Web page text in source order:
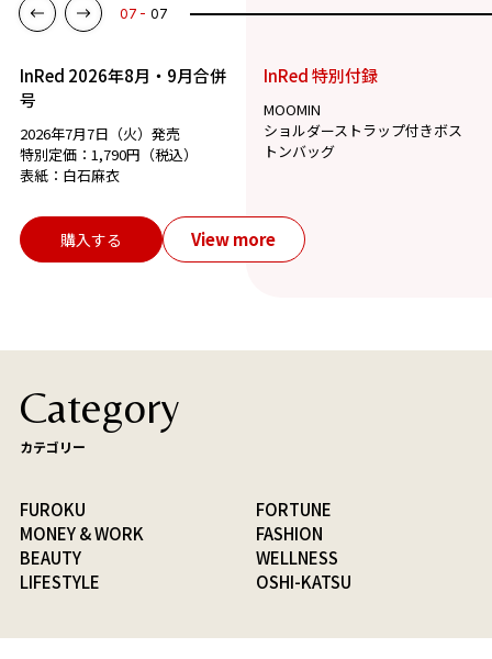
07 07
InRed 2026年8月・9月合併
号
2026年7月7日（火）発売
特別定価：1,790円（税込）
表紙：白石麻衣
InRed 特別付録
MOOMIN
ショルダーストラップ付きボス
トンバッグ
購入する View more
Category
カテゴリー
FUROKU
FORTUNE
MONEY & WORK
FASHION
BEAUTY
WELLNESS
LIFESTYLE
OSHI-KATSU